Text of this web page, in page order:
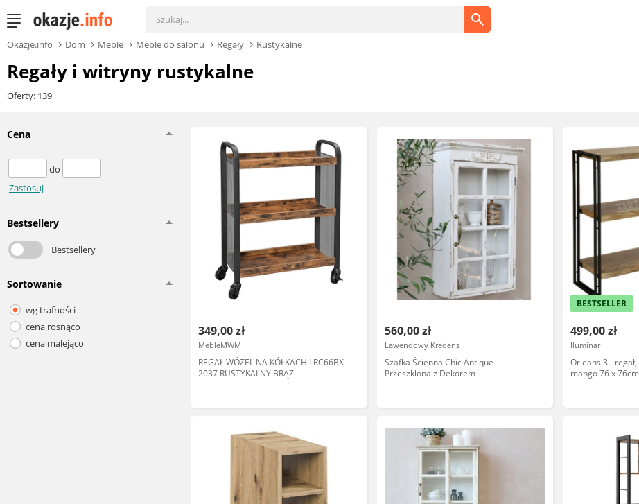
Okazje.info Dom Meble Meble do salonu Regały Rustykalne
Regały i witryny rustykalne
Oferty: 139
Cena
do
Zastosuj
Bestsellery
Bestsellery
Sortowanie
wg trafności
cena rosnąco
cena malejąco
349,00 zł
MebleMWM
REGAŁ WÓZEL NA KÓŁKACH LRC66BX
2037 RUSTYKALNY BRĄZ
560,00 zł
Lawendowy Kredens
Szafka Ścienna Chic Antique
Przeszklona z Dekorem
BESTSELLER
499,00 zł
Iluminar
Orleans 3 -
mango 76 x